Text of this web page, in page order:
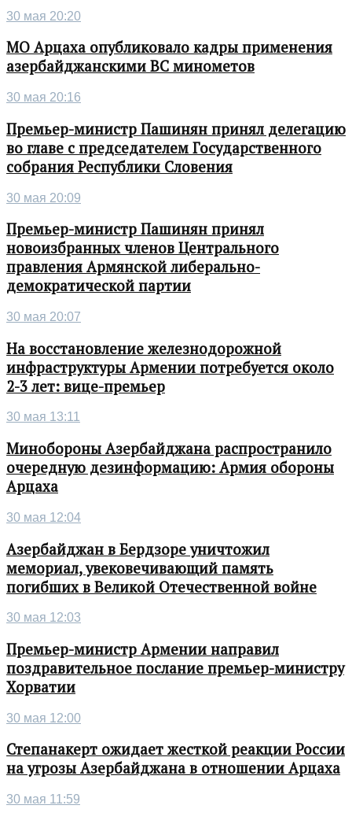
30 мая 20:20
МО Арцаха опубликовало кадры применения
азербайджанскими ВС минометов
30 мая 20:16
Премьер-министр Пашинян принял делегацию
во главе с председателем Государственного
собрания Республики Словения
30 мая 20:09
Премьер-министр Пашинян принял
новоизбранных членов Центрального
правления Армянской либерально-
демократической партии
30 мая 20:07
На восстановление железнодорожной
инфраструктуры Армении потребуется около
2-3 лет: вице-премьер
30 мая 13:11
Минобороны Азербайджана распространило
очередную дезинформацию: Армия обороны
Арцаха
30 мая 12:04
Азербайджан в Бердзоре уничтожил
мемориал, увековечивающий память
погибших в Великой Отечественной войне
30 мая 12:03
Премьер-министр Армении направил
поздравительное послание премьер-министру
Хорватии
30 мая 12:00
Степанакерт ожидает жесткой реакции России
на угрозы Азербайджана в отношении Арцаха
30 мая 11:59